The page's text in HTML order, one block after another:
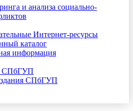
и анализа социально-
Интернет-ресурсы
каталог
информация
СПбГУП
СПбГУП